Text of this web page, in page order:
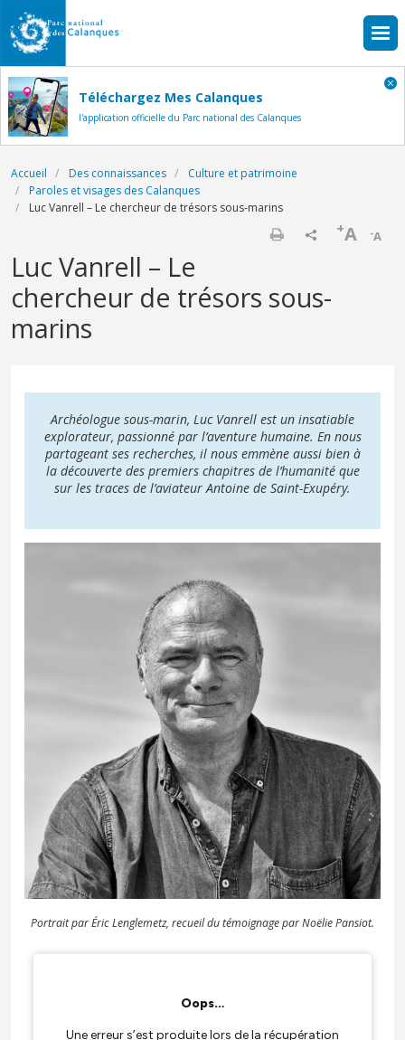
Aller au contenu principal
Téléchargez Mes Calanques
l'application officielle du Parc national des Calanques
Fil d'Ariane
Accueil Des connaissances
Culture et patrimoine
Paroles et visages des Calanques
Luc Vanrell – Le chercheur de trésors sous-marins
-A
+A
Luc Vanrell – Le
chercheur de trésors sous-
marins
Archéologue sous-marin, Luc Vanrell est un insatiable
explorateur, passionné par l’aventure humaine. En nous
partageant ses recherches, il nous emmène aussi bien à
la découverte des premiers chapitres de l’humanité que
sur les traces de l’aviateur Antoine de Saint-Exupéry.
Portrait par Éric Lenglemetz, recueil du témoignage par Noëlie Pansiot.